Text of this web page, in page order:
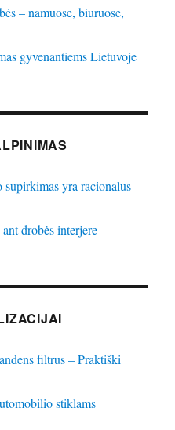
– namuose, biuruose,
gyvenantiems Lietuvoje
yra racionalus
drobės interjere
filtrus – Praktiški
stiklams